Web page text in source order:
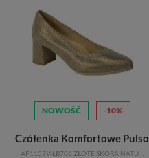
NOWOŚĆ -10%
Czółenka Komfortowe Pulso
AF1153V-ŁB706 ZŁOTE SKÓRA NATURALNA